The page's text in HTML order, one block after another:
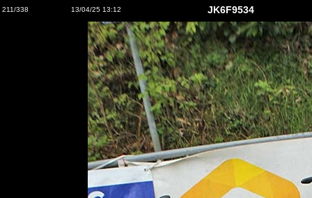
211/338 13/04/25 13:12 JK6F9534